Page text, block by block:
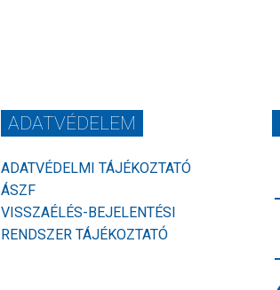
ADATVÉDELEM
ADATVÉDELMI TÁJÉKOZTATÓ
ÁSZF
VISSZAÉLÉS-BEJELENTÉSI
RENDSZER TÁJÉKOZTATÓ